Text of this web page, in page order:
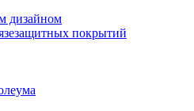
дизайном
покрытий